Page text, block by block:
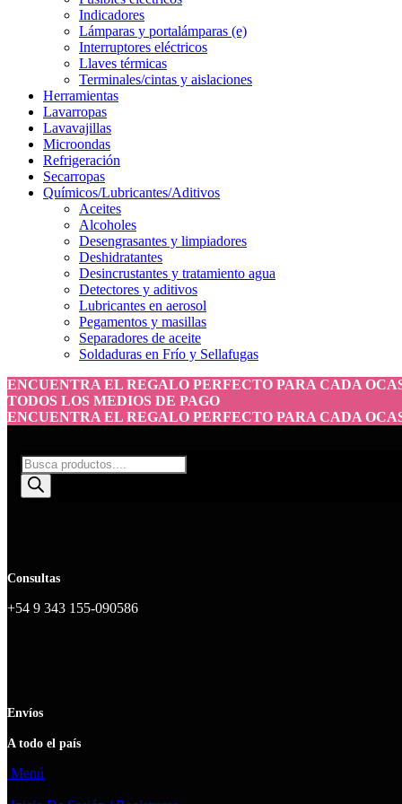
Indicadores
Lámparas y portalámparas (e)
Interruptores eléctricos
Llaves térmicas
Terminales/cintas y aislaciones
Herramientas
Lavarropas
Lavavajillas
Microondas
Refrigeración
Secarropas
Químicos/Lubricantes/Aditivos
Aceites
Alcoholes
Desengrasantes y limpiadores
Deshidratantes
Desincrustantes y tratamiento agua
Detectores y aditivos
Lubricantes en aerosol
Pegamentos y masillas
Separadores de aceite
Soldaduras en Frío y Sellafugas
ENCUENTRA EL REGALO PERFECTO PARA CADA
TODOS LOS MEDIOS DE PAGO
ENCUENTRA EL REGALO PERFECTO PARA CADA
Consultas
+54 9 343 155-090586
Envíos
A todo el país
Menú